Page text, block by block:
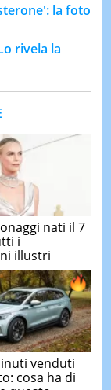
la foto
rivela la
nati il 7
i
illustri
venduti
cosa ha di